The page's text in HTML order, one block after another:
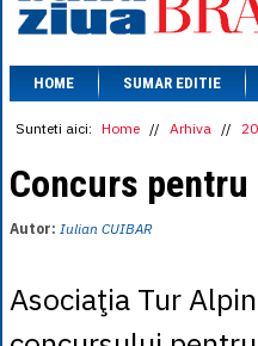
HOME SUMAR EDITIE
Sunteti aici: Home // Arhiva //
Concurs
Autor: Iulian CUIBAR
Asociaţia Tur